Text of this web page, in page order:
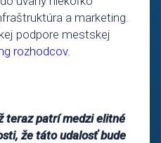
a marketing.
podpore mestskej
rozhodcov.
teraz patrí medzi elitné
že táto udalosť bude